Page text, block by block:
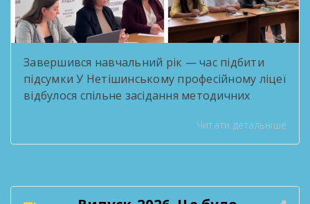
Завершився навчальний рік — час підбити
підсумки У Нетішинському професійному ліцеї
відбулося спільне засідання методичних
2025/2026 навчальний рік. Педагоги
поділилися здобутками методичної роботи,
рік. Такі зустрічі — нагода озирнутися на
Читати детальніше